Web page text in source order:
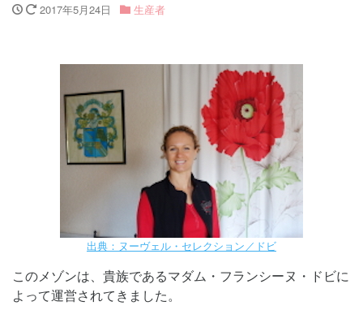
2017年5月24日 生産者
出典：ヌーヴェル・セレクション／ドビ
このメゾンは、貴族であるマダム・フランシーヌ・ドビに
よって運営されてきました。